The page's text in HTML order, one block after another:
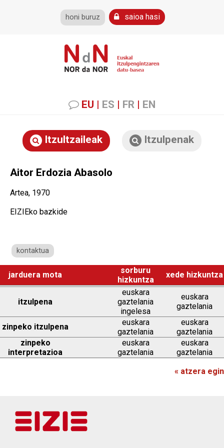
honi buruz saioa hasi
EU | ES | FR | EN
Itzultzaileak Itzulpenak
Aitor Erdozia Abasolo
Artea, 1970
EIZIEko bazkide
kontaktua
jarduera mota
sorburu
hizkuntza
xede hizkuntza
itzulpena
euskara
gaztelania
ingelesa
euskara
gaztelania
zinpeko itzulpena
euskara
gaztelania
euskara
gaztelania
zinpeko
interpretazioa
euskara
gaztelania
euskara
gaztelania
« atzera egin